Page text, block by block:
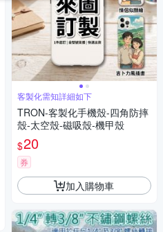
客製化需知詳細如下
TRON-客製化手機殼-四角防摔
殼-太空殼-磁吸殼-機甲殼
$20
券
加入購物車